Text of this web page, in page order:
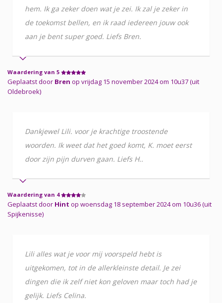
hem. Ik ga zeker doen wat je zei. Ik zal je zeker in
de toekomst bellen, en ik raad iedereen jouw ook
aan je bent super goed. Liefs Bren.
Waardering van 5
Geplaatst door Bren op vrijdag 15 november 2024 om 10u37 (uit
Oldebroek)
Dankjewel Lili. voor je krachtige troostende
woorden. Ik weet dat het goed komt, K. moet eerst
door zijn pijn durven gaan. Liefs H..
Waardering van 4
Geplaatst door Hint op woensdag 18 september 2024 om 10u36 (uit
Spijkenisse)
Lili alles wat je voor mij voorspeld hebt is
uitgekomen, tot in de allerkleinste detail. Je zei
dingen die ik zelf niet kon geloven maar toch had je
gelijk. Liefs Celina.